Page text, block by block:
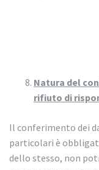
Natura del
rifiuto di
Il conferimento dei
particolari è
dello stesso, non